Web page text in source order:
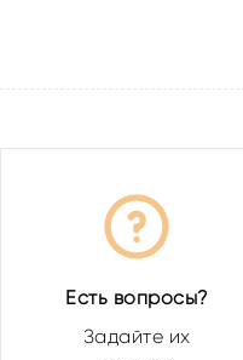
Есть вопросы?
Задайте их